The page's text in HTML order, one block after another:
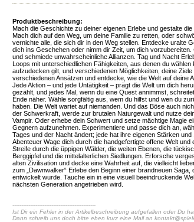
Produktbeschreibung:
Mach die Geschichte zu deiner eigenen Erlebe und gestalte
Mach dich auf den Weg, um deine Familie zu retten, oder
vernichte alle, die sich dir in den Weg stellen. Entdecke uralte
dich ins Geschehen oder nimm dir Zeit, um dich
und schmiede unwahrscheinliche Allianzen. Tag und Nacht
Loops mit unterschiedlichen Fähigkeiten, aus denen du
aufzudecken gilt, und verschiedenen Möglichkeiten, deine
verschiedenen Ansätzen und entdecke, wie die Welt auf deine
Jede Aktion – und jede Untätigkeit – prägt die Welt um dich
gezählt, und jedes Mal, wenn du eine Quest annimmst,
Ende näher. Wähle sorgfältig aus, wem du hilfst und wen du
haben. Die Welt wartet auf niemanden. Und das Böse auch
der Schwerkraft, werde zur brutalen Naturgewalt und nutze
Vampir. Oder erhebe dein Schwert und setze mächtige Magie
Gegnern aufzunehmen. Experimentiere und passe dich an,
Tages und der Nacht ändert; jede hat ihre eigenen Stärken
Abenteuer Wage dich durch die handgefertigte offene Welt und
Streife durch die üppigen Wälder, die weiten Ebenen, die
Berggipfel und die mittelalterlichen Siedlungen. Erforsche
alten Zivilisation und decke eine Wahrheit auf, die vielleicht
zum „Dawnwalker“ Erlebe den Beginn einer brandneuen Saga,
entwickelt wurde. Tauche ein in eine visuell beeindruckende
nächsten Generation angetrieben wird.
-----------------------------------------------
Ist Dir ein Fehler in der Artikelbeschreibung aufgefallen oder Du
Dann schreib uns doch bitte eben kurz eine Mail an